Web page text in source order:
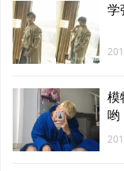
学
模
哟